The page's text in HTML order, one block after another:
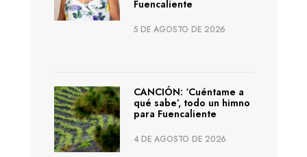
Fuencaliente
5 DE AGOSTO DE 2026
CANCIÓN: ‘Cuéntame a
qué sabe’, todo un himno
para Fuencaliente
4 DE AGOSTO DE 2026